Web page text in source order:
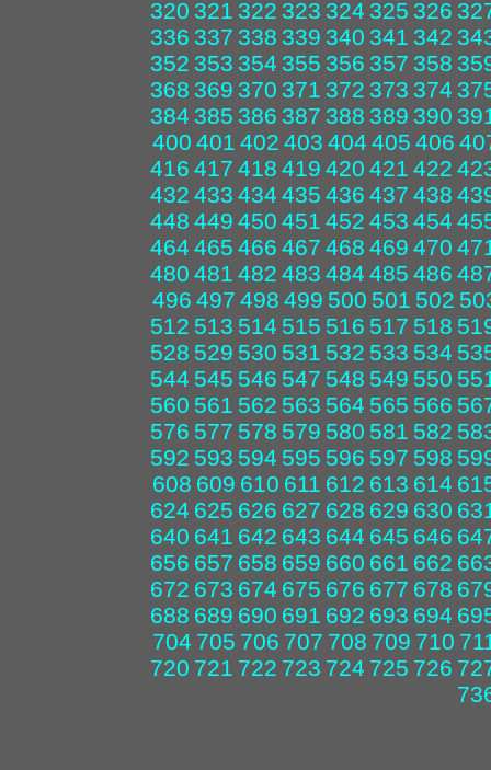
320 321 322 323 324 325 326
336 337 338 339 340 341 342
352 353 354 355 356 357 358
368 369 370 371 372 373 374
384 385 386 387 388 389 390
400 401 402 403 404 405 406
416 417 418 419 420 421 422
432 433 434 435 436 437 438
448 449 450 451 452 453 454
464 465 466 467 468 469 470
480 481 482 483 484 485 486
496 497 498 499 500 501 502
512 513 514 515 516 517 518
528 529 530 531 532 533 534
544 545 546 547 548 549 550
560 561 562 563 564 565 566
576 577 578 579 580 581 582
592 593 594 595 596 597 598
608 609 610 611 612 613 614
624 625 626 627 628 629 630
640 641 642 643 644 645 646
656 657 658 659 660 661 662
672 673 674 675 676 677 678
688 689 690 691 692 693 694
704 705 706 707 708 709 710
720 721 722 723 724 725 726